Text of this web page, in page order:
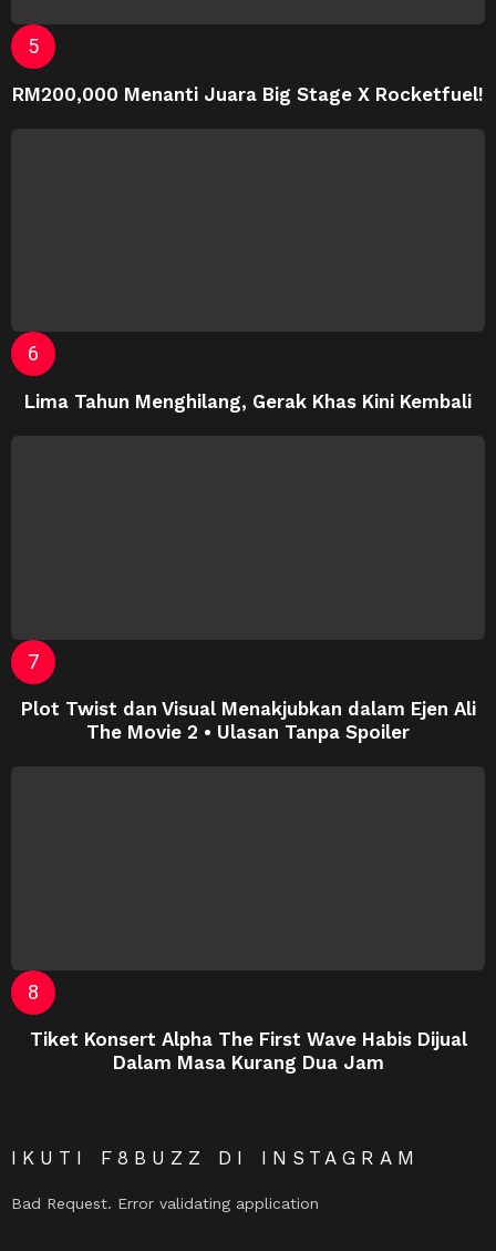
RM200,000 Menanti Juara Big Stage X Rocketfuel!
Lima Tahun Menghilang, Gerak Khas Kini Kembali
Plot Twist dan Visual Menakjubkan dalam Ejen Ali
The Movie 2 • Ulasan Tanpa Spoiler
Tiket Konsert Alpha The First Wave Habis Dijual
Dalam Masa Kurang Dua Jam
IKUTI F8BUZZ DI INSTAGRAM
Bad Request. Error validating application